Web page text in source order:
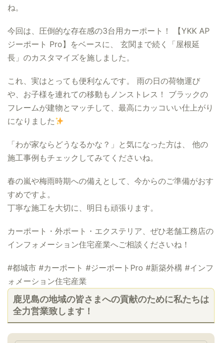
ね。
今回は、圧倒的な存在感の3台用カーポート！ 【YKK AP
ジーポート Pro】をベースに、 玄関まで続く「屋根延
長」のカスタマイズを施しました。
これ、実はとっても便利なんです。 雨の日の荷物運び
や、お子様を連れての移動もノンストレス！ ブラックの
フレームが建物とマッチして、最高にカッコいい仕上がり
になりました
「わが家ならどうなるかな？」と気になった方は、 他の
施工事例もチェックしてみてくださいね。
春の嵐や梅雨時期への備えとして、今からのご準備がおす
すめですよ。
丁寧な施工を大切に、明日も頑張ります。
カーポート・外ポート・エクステリア、ぜひ老舗工務店の
インフォメーション住宅産業へご相談くださいね！
#都城市 #カーポート #ジーポートPro #新築外構 #インフ
ォメーション住宅産業
鹿児島の地域の皆さまへの貢献のために私たちは
全力営業致します！